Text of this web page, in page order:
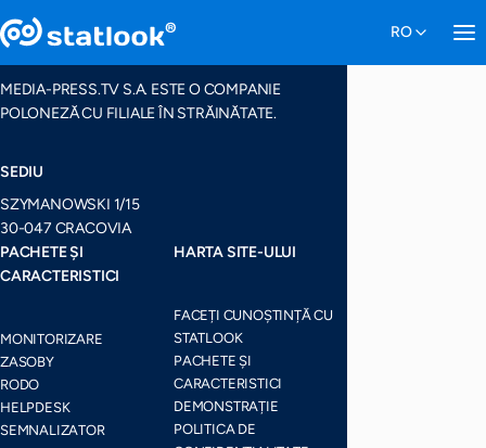
MEDIA-PRESS.TV S.A. ESTE O COMPANIE
POLONEZĂ CU FILIALE ÎN STRĂINĂTATE.
SEDIU
SZYMANOWSKI 1/15
30-047 CRACOVIA
PACHETE ȘI
CARACTERISTICI
MONITORIZARE
ZASOBY
RODO
HELPDESK
SEMNALIZATOR
HARTA SITE-ULUI
FACEȚI CUNOȘTINȚĂ CU
STATLOOK
PACHETE ȘI
CARACTERISTICI
DEMONSTRAȚIE
POLITICA DE